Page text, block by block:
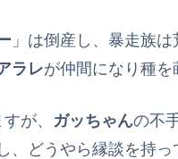
」は倒産し、暴走族
ラレが仲間になり種
が、 ガッちゃんの不
、どうやら縁談を持